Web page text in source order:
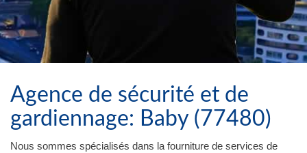
Agence de sécurité et de
gardiennage: Baby (77480)
Nous sommes spécialisés dans la fourniture de services de